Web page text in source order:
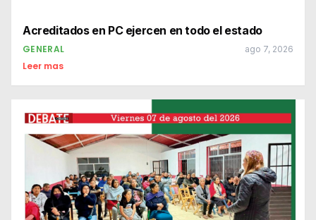
Acreditados en PC ejercen en todo el estado
GENERAL ago 7, 2026
Leer mas